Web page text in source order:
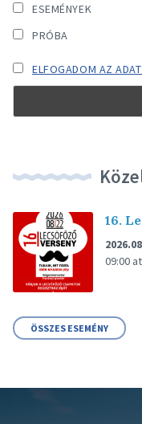
ESEMÉNYEK
PRÓBA
ELFOGADOM AZ
16.
09:00 at
ÖSSZES ESEMÉNY